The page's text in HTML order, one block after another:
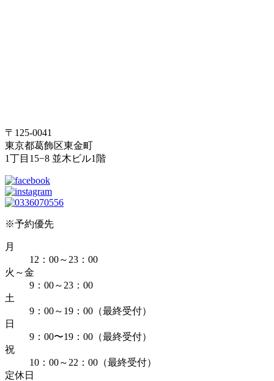
〒125-0041
東京都葛飾区東金町
1丁目15−8 並木ビル1階
※予約優先
月
12：00～23：00
火～金
9：00～23：00
土
9：00～19：00（最終受付）
日
9：00〜19：00（最終受付）
祝
10：00～22：00（最終受付）
定休日